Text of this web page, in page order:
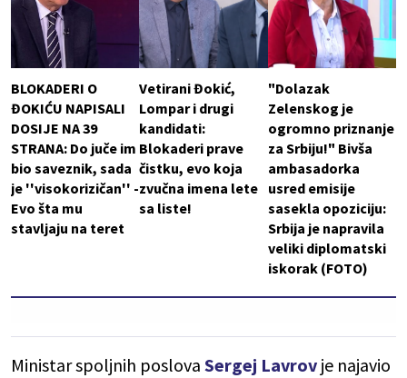
BLOKADERI O
ĐOKIĆU NAPISALI
DOSIJE NA 39
STRANA: Do juče im
bio saveznik, sada
je ''visokorizičan'' -
Evo šta mu
stavljaju na teret
Vetirani Đokić,
Lompar i drugi
kandidati:
Blokaderi prave
čistku, evo koja
zvučna imena lete
sa liste!
"Dolazak
Zelenskog je
ogromno priznanje
za Srbiju!" Bivša
ambasadorka
usred emisije
sasekla opoziciju:
Srbija je napravila
veliki diplomatski
iskorak (FOTO)
Ministar spoljnih poslova Sergej Lavrov je najavio